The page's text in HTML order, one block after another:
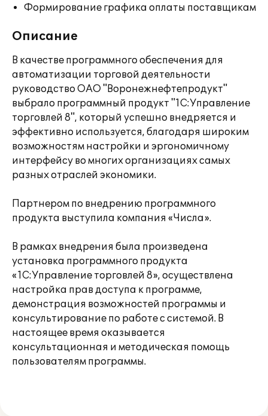
Формирование графика оплаты поставщикам
Описание
В качестве программного обеспечения для
автоматизации торговой деятельности
руководство ОАО "Воронежнефтепродукт"
выбрало программный продукт "1С:Управление
торговлей 8", который успешно внедряется и
эффективно используется, благодаря широким
возможностям настройки и эргономичному
интерфейсу во многих организациях самых
разных отраслей экономики.
Партнером по внедрению программного
продукта выступила компания «Числа».
В рамках внедрения была произведена
установка программного продукта
«1С:Управление торговлей 8», осуществлена
настройка прав доступа к программе,
демонстрация возможностей программы и
консультирование по работе с системой. В
настоящее время оказывается
консультационная и методическая помощь
пользователям программы.